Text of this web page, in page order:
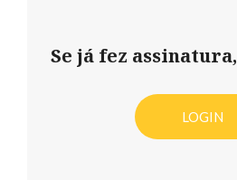
Se já fez
LOGIN